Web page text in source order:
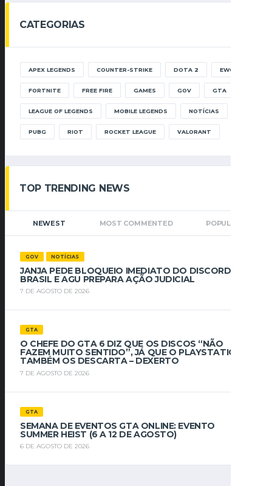
CATEGORIAS
APEX LEGENDS COUNTER-STRIKE DOTA 2 EWC
FORTNITE FREE FIRE GAMES GOV GTA
LEAGUE OF LEGENDS MOBILE LEGENDS NOTÍCIAS
PUBG RIOT ROCKET LEAGUE VALORANT
TOP TRENDING NEWS
NEWEST MOST COMMENTED POPULAR
GOV NOTÍCIAS
JANJA PEDE BLOQUEIO IMEDIATO DO DISCORD NO
BRASIL E AGU PREPARA AÇÃO JUDICIAL
7 DE AGOSTO DE 2026
GTA
O CHEFE DO GTA 6 DIZ QUE OS DISCOS “NÃO
FAZEM MUITO SENTIDO”, JÁ QUE O PLAYSTATION
TAMBÉM OS DESCARTA – DEXERTO
7 DE AGOSTO DE 2026
GTA
SEMANA DE EVENTOS GTA ONLINE: EVENTO
SUMMER HEIST (6 A 12 DE AGOSTO)
6 DE AGOSTO DE 2026